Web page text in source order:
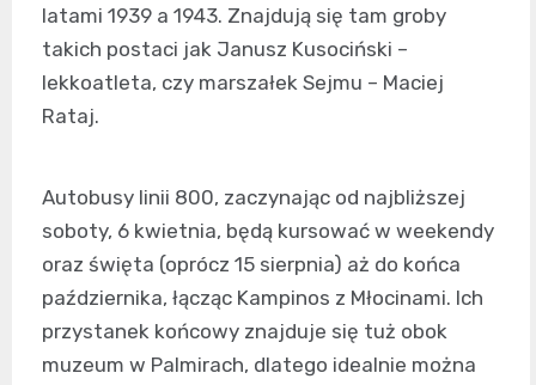
latami 1939 a 1943. Znajdują się tam groby
takich postaci jak Janusz Kusociński –
lekkoatleta, czy marszałek Sejmu – Maciej
Rataj.
Autobusy linii 800, zaczynając od najbliższej
soboty, 6 kwietnia, będą kursować w weekendy
oraz święta (oprócz 15 sierpnia) aż do końca
października, łącząc Kampinos z Młocinami. Ich
przystanek końcowy znajduje się tuż obok
muzeum w Palmirach, dlatego idealnie można